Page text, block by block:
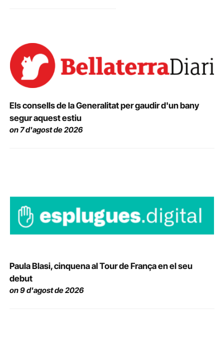
Els consells de la Generalitat per gaudir d'un bany
segur aquest estiu
on 7 d'agost de 2026
Paula Blasi, cinquena al Tour de França en el seu
debut
on 9 d'agost de 2026